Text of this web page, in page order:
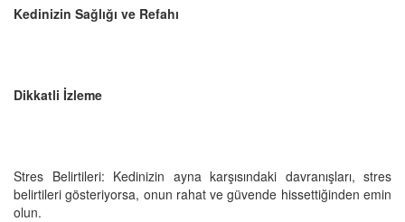
Kedinizin Sağlığı ve Refahı
Dikkatli İzleme
Stres Belirtileri: Kedinizin ayna karşısındaki davranışları, stres
belirtileri gösteriyorsa, onun rahat ve güvende hissettiğinden emin
olun.